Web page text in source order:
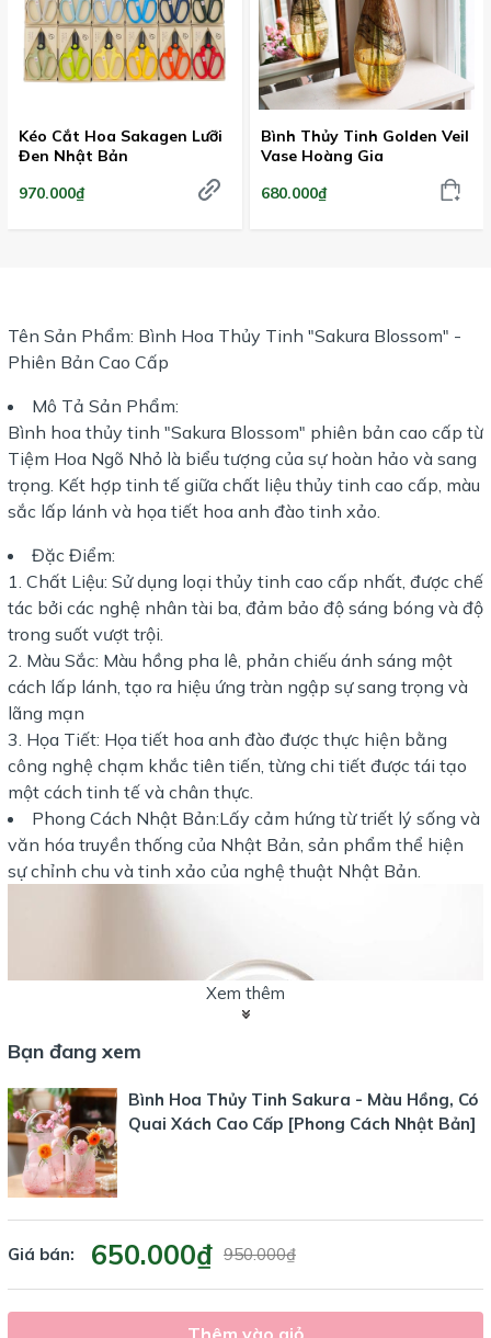
Kéo Cắt Hoa Sakagen Lưỡi
Đen Nhật Bản
970.000₫
Bình Thủy Tinh Golden Veil
Vase Hoàng Gia
680.000₫
Tên Sản Phẩm: Bình Hoa Thủy Tinh "Sakura Blossom" -
Phiên Bản Cao Cấp
Mô Tả Sản Phẩm:
Bình hoa thủy tinh "Sakura Blossom" phiên bản cao cấp từ
Tiệm Hoa Ngõ Nhỏ là biểu tượng của sự hoàn hảo và sang
trọng. Kết hợp tinh tế giữa chất liệu thủy tinh cao cấp, màu
sắc lấp lánh và họa tiết hoa anh đào tinh xảo.
Đặc Điểm:
Chất Liệu: Sử dụng loại thủy tinh cao cấp nhất, được chế
tác bởi các nghệ nhân tài ba, đảm bảo độ sáng bóng và độ
trong suốt vượt trội.
Màu Sắc: Màu hồng pha lê, phản chiếu ánh sáng một
cách lấp lánh, tạo ra hiệu ứng tràn ngập sự sang trọng và
lãng mạn
Họa Tiết: Họa tiết hoa anh đào được thực hiện bằng
công nghệ chạm khắc tiên tiến, từng chi tiết được tái tạo
một cách tinh tế và chân thực.
Phong Cách Nhật Bản:Lấy cảm hứng từ triết lý sống và
văn hóa truyền thống của Nhật Bản, sản phẩm thể hiện
sự chỉnh chu và tinh xảo của nghệ thuật Nhật Bản.
Xem thêm
Bạn đang xem
Bình Hoa Thủy Tinh Sakura - Màu Hồng, Có
Quai Xách Cao Cấp [Phong Cách Nhật Bản]
Giá bán: 650.000₫ 950.000₫
Thêm vào giỏ